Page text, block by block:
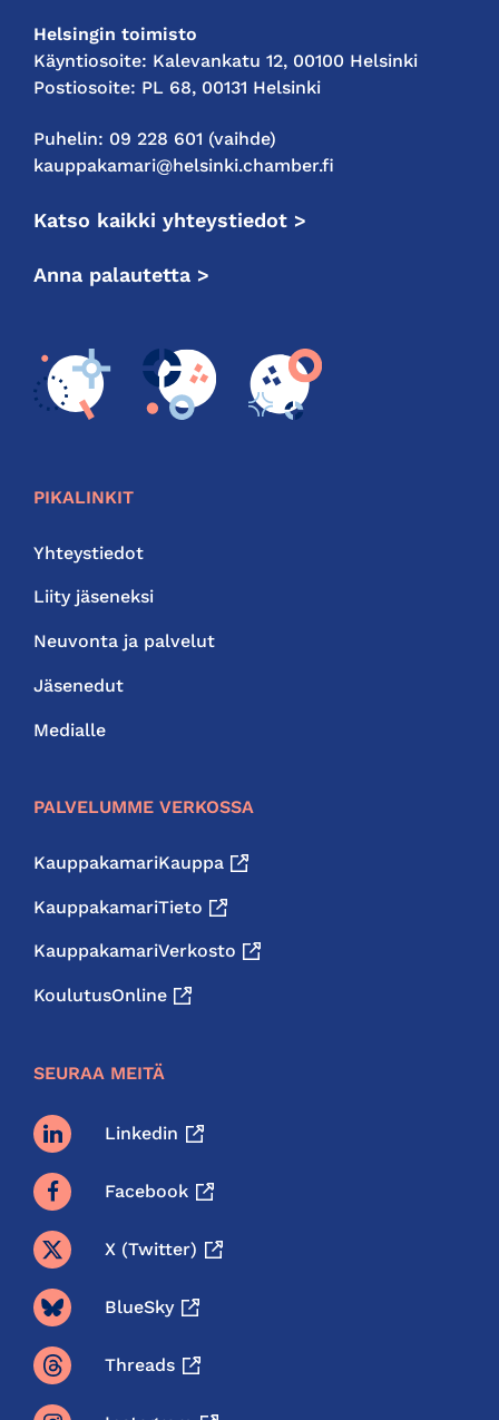
Helsingin toimisto
Käyntiosoite: Kalevankatu 12, 00100 Helsinki
Postiosoite: PL 68, 00131 Helsinki
Puhelin: 09 228 601 (vaihde)
kauppakamari@helsinki.chamber.fi
Katso kaikki yhteystiedot >
Anna palautetta >
PIKALINKIT
Yhteystiedot
Liity jäseneksi
Neuvonta ja palvelut
Jäsenedut
Medialle
PALVELUMME VERKOSSA
KauppakamariKauppa
KauppakamariTieto
KauppakamariVerkosto
KoulutusOnline
SEURAA MEITÄ
Linkedin
Facebook
X (twitter)
BlueSky
Threads